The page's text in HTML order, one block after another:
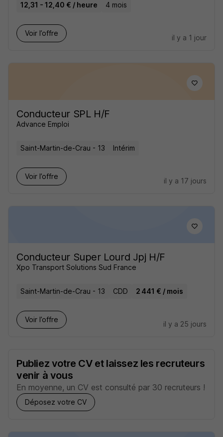
12,31 - 12,40 € / heure
4 mois
Voir l’offre
il y a 1 jour
Conducteur SPL H/F
Advance Emploi
Saint-Martin-de-Crau - 13 Intérim
Voir l’offre
il y a 17 jours
Conducteur Super Lourd Jpj H/F
Xpo Transport Solutions Sud France
Saint-Martin-de-Crau - 13 CDD 2 441 € / mois
Voir l’offre
il y a 25 jours
Publiez votre CV et laissez les recruteurs
venir à vous
En moyenne, un CV est consulté par 30 recruteurs !
Déposez votre CV